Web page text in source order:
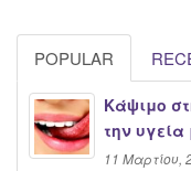
POPULAR
Κάψιμο
την
11 Μαρτίου,